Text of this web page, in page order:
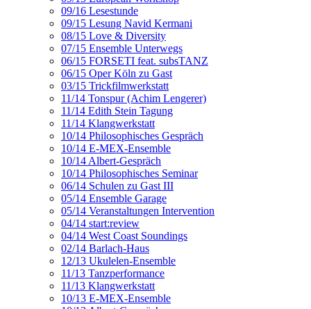
09/16 Lesestunde
09/15 Lesung Navid Kermani
08/15 Love & Diversity
07/15 Ensemble Unterwegs
06/15 FORSETI feat. subsTANZ
06/15 Oper Köln zu Gast
03/15 Trickfilmwerkstatt
11/14 Tonspur (Achim Lengerer)
11/14 Edith Stein Tagung
11/14 Klangwerkstatt
10/14 Philosophisches Gespräch
10/14 E-MEX-Ensemble
10/14 Albert-Gespräch
10/14 Philosophisches Seminar
06/14 Schulen zu Gast III
05/14 Ensemble Garage
05/14 Veranstaltungen Intervention
04/14 start:review
04/14 West Coast Soundings
02/14 Barlach-Haus
12/13 Ukulelen-Ensemble
11/13 Tanzperformance
11/13 Klangwerkstatt
10/13 E-MEX-Ensemble